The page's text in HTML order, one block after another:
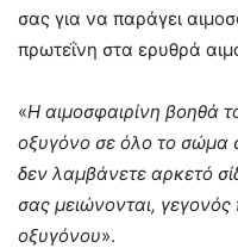
σας για να παράγει
πρωτεΐνη στα ερυθρά
«Η αιμοσφαιρίνη βοηθά
οξυγόνο σε όλο το σώμα
δεν λαμβάνετε αρκετό
σας μειώνονται, γεγονός
οξυγόνου».